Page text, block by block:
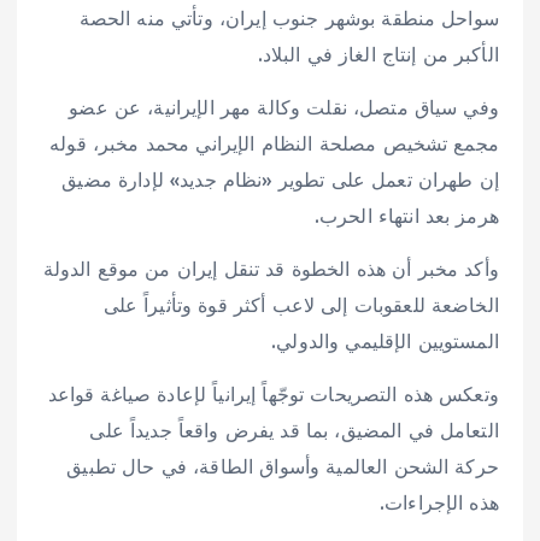
سواحل منطقة بوشهر جنوب إيران، وتأتي منه الحصة
الأكبر من إنتاج الغاز في البلاد.
وفي سياق متصل، نقلت وكالة مهر الإيرانية، عن عضو
مجمع تشخيص مصلحة النظام الإيراني محمد مخبر، قوله
إن طهران تعمل على تطوير «نظام جديد» لإدارة مضيق
هرمز بعد انتهاء الحرب.
وأكد مخبر أن هذه الخطوة قد تنقل إيران من موقع الدولة
الخاضعة للعقوبات إلى لاعب أكثر قوة وتأثيراً على
المستويين الإقليمي والدولي.
وتعكس هذه التصريحات توجّهاً إيرانياً لإعادة صياغة قواعد
التعامل في المضيق، بما قد يفرض واقعاً جديداً على
حركة الشحن العالمية وأسواق الطاقة، في حال تطبيق
هذه الإجراءات.